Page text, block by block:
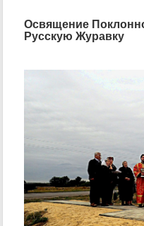
Освящение
Русскую Журавку